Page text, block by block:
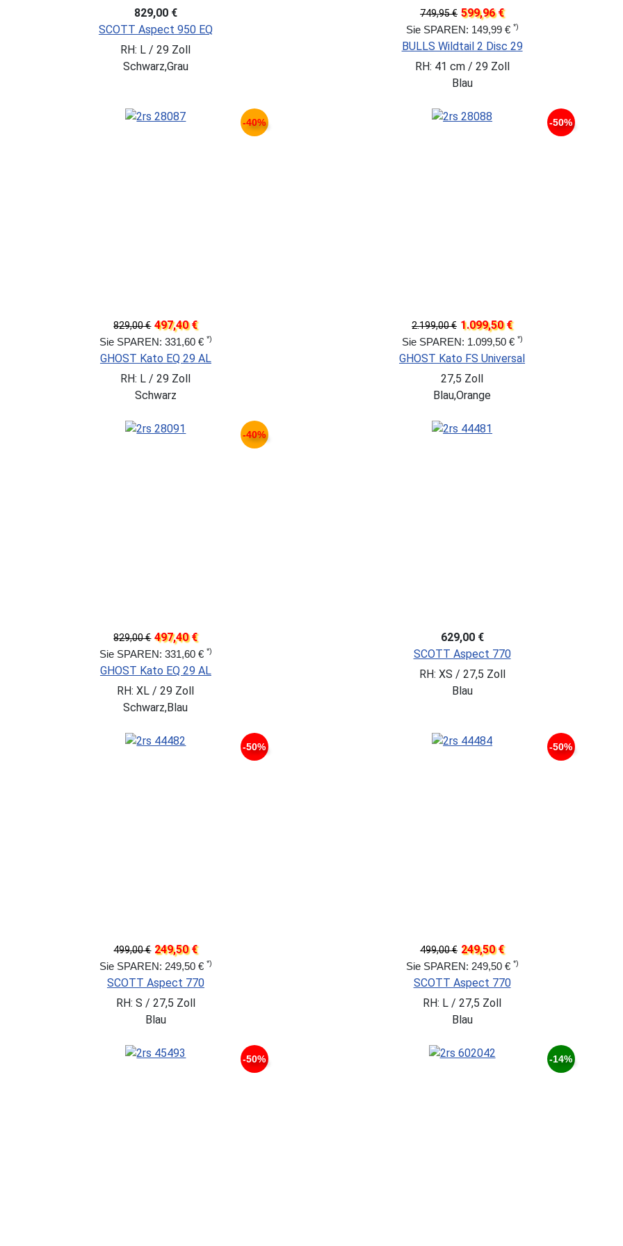
829,00 €
SCOTT Aspect 950 EQ
RH: L / 29 Zoll
Schwarz,Grau
749,95 € 599,96 €
Sie SPAREN: 149,99 € *)
BULLS Wildtail 2 Disc 29
RH: 41 cm / 29 Zoll
Blau
-40%
829,00 € 497,40 €
Sie SPAREN: 331,60 € *)
GHOST Kato EQ 29 AL
RH: L / 29 Zoll
Schwarz
-50%
2.199,00 € 1.099,50 €
Sie SPAREN: 1.099,50 € *)
GHOST Kato FS Universal
27,5 Zoll
Blau,Orange
-40%
829,00 € 497,40 €
Sie SPAREN: 331,60 € *)
GHOST Kato EQ 29 AL
RH: XL / 29 Zoll
Schwarz,Blau
629,00 €
SCOTT Aspect 770
RH: XS / 27,5 Zoll
Blau
-50%
499,00 € 249,50 €
Sie SPAREN: 249,50 € *)
SCOTT Aspect 770
RH: S / 27,5 Zoll
Blau
-50%
499,00 € 249,50 €
Sie SPAREN: 249,50 € *)
SCOTT Aspect 770
RH: L / 27,5 Zoll
Blau
-50% -14%